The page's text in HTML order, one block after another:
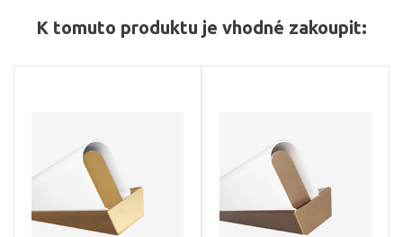
K tomuto produktu je vhodné zakoupit: